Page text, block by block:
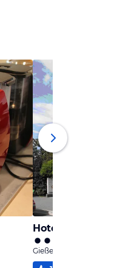
Hotel Tandreas
Gießen, Hessen